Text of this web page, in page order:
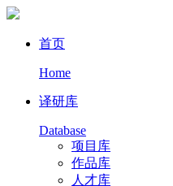
首页
Home
译研库
Database
项目库
作品库
人才库